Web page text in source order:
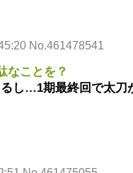
No.461478541
なことを？
し…1期最終回で太刀